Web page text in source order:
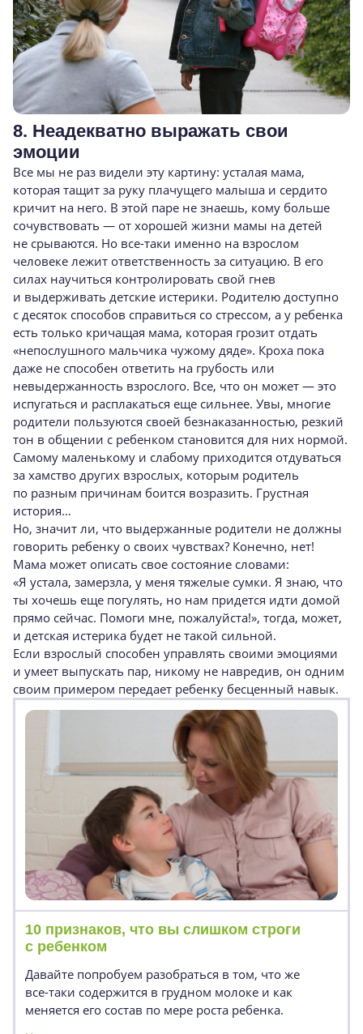
8. Неадекватно выражать свои
эмоции
Все мы не раз видели эту картину: усталая мама,
которая тащит за руку плачущего малыша и сердито
кричит на него. В этой паре не знаешь, кому больше
сочувствовать — от хорошей жизни мамы на детей
не срываются. Но все-таки именно на взрослом
человеке лежит ответственность за ситуацию. В его
силах научиться контролировать свой гнев
и выдерживать детские истерики. Родителю доступно
с десяток способов справиться со стрессом, а у ребенка
есть только кричащая мама, которая грозит отдать
«непослушного мальчика чужому дяде». Кроха пока
даже не способен ответить на грубость или
невыдержанность взрослого. Все, что он может — это
испугаться и расплакаться еще сильнее. Увы, многие
родители пользуются своей безнаказанностью, резкий
тон в общении с ребенком становится для них нормой.
Самому маленькому и слабому приходится отдуваться
за хамство других взрослых, которым родитель
по разным причинам боится возразить. Грустная
история…
Но, значит ли, что выдержанные родители не должны
говорить ребенку о своих чувствах? Конечно, нет!
Мама может описать свое состояние словами:
«Я устала, замерзла, у меня тяжелые сумки. Я знаю, что
ты хочешь еще погулять, но нам придется идти домой
прямо сейчас. Помоги мне, пожалуйста!», тогда, может,
и детская истерика будет не такой сильной.
Если взрослый способен управлять своими эмоциями
и умеет выпускать пар, никому не навредив, он одним
своим примером передает ребенку бесценный навык.
10 признаков, что вы слишком строги
с ребенком
Давайте попробуем разобраться в том, что же
все-таки содержится в грудном молоке и как
меняется его состав по мере роста ребенка.